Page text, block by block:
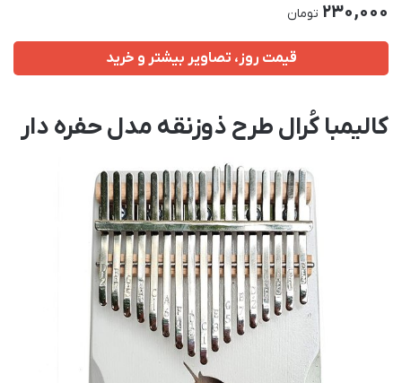
230,000 تومان
قیمت روز، تصاویر بیشتر و خرید
کالیمبا کُرال طرح ذوزنقه مدل حفره دار